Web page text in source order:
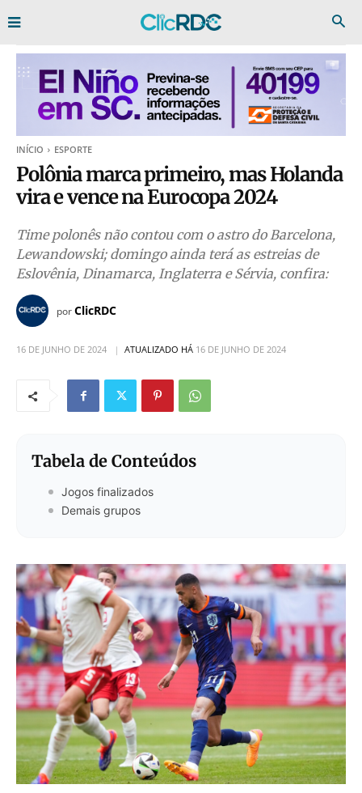
INÍCIO ESPORTE
Polônia marca primeiro, mas Holanda
vira e vence na Eurocopa 2024
Time polonês não contou com o astro do Barcelona,
Lewandowski; domingo ainda terá as estreias de
Eslovênia, Dinamarca, Inglaterra e Sérvia, confira:
porClicRDC
16 DE JUNHO DE 2024 ATUALIZADO HÁ 16 DE JUNHO DE 2024
Tabela de Conteúdos
Jogos finalizados
Demais grupos